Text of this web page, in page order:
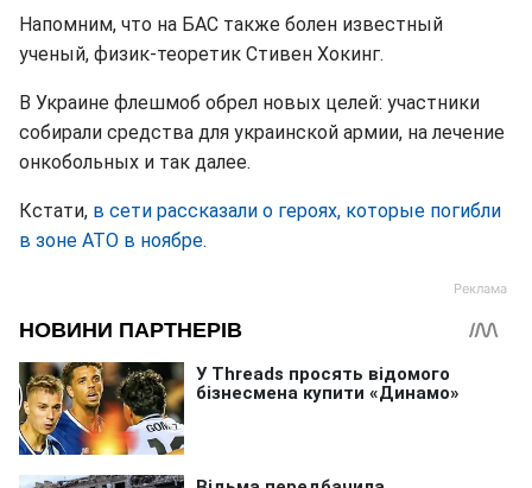
Напомним, что на БАС также болен известный
ученый, физик-теоретик Стивен Хокинг.
В Украине флешмоб обрел новых целей: участники
собирали средства для украинской армии, на лечение
онкобольных и так далее.
Кстати, в сети рассказали о героях, которые погибли
в зоне АТО в ноябре.